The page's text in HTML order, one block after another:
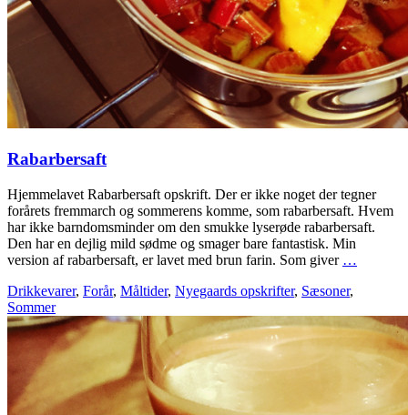
Rabarbersaft
Hjemmelavet Rabarbersaft opskrift. Der er ikke noget der tegner
forårets fremmarch og sommerens komme, som rabarbersaft. Hvem
har ikke barndomsminder om den smukke lyserøde rabarbersaft.
Den har en dejlig mild sødme og smager bare fantastisk. Min
version af rabarbersaft, er lavet med brun farin. Som giver …
Drikkevarer, Forår, Måltider, Nyegaards opskrifter, Sæsoner,
Sommer